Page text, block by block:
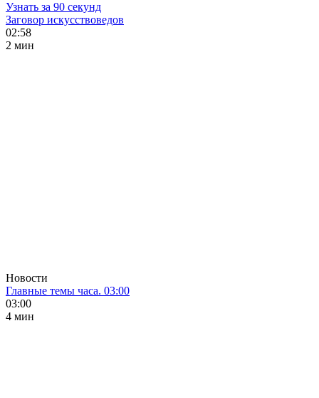
Узнать за 90 секунд
Заговор искусствоведов
02:58
2 мин
Новости
Главные темы часа. 03:00
03:00
4 мин